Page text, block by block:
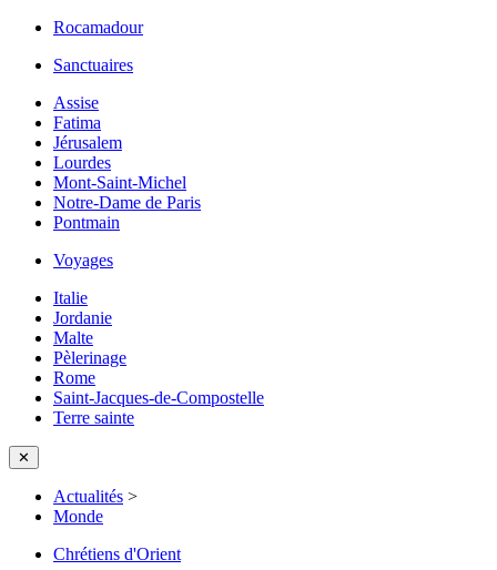
Rocamadour
Sanctuaires
Assise
Fatima
Jérusalem
Lourdes
Mont-Saint-Michel
Notre-Dame de Paris
Pontmain
Voyages
Italie
Jordanie
Malte
Pèlerinage
Rome
Saint-Jacques-de-Compostelle
Terre sainte
✕
Actualités >
Monde
Chrétiens d'Orient